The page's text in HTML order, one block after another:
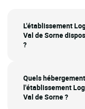
L'établissement
Val de Sorne
?
Quels
l'établissement
Val de Sorne ?